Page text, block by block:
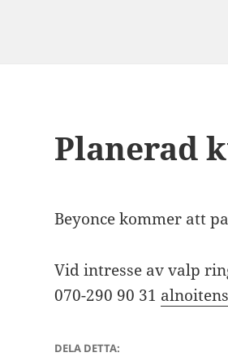
Planerad
Beyonce kommer att
Vid intresse av valp
070-290 90 31
DELA DETTA: